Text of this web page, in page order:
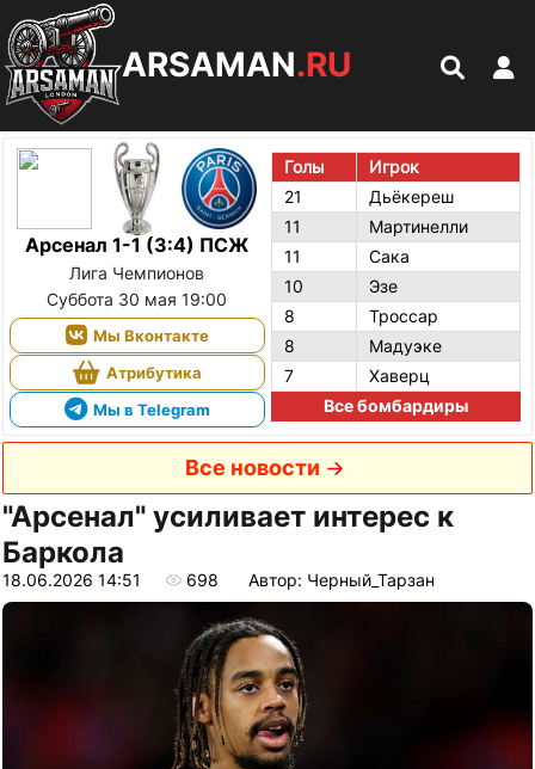
ARSAMAN.RU
Арсенал 1-1 (3:4) ПСЖ
Лига Чемпионов
Суббота 30 мая 19:00
Мы Вконтакте
Атрибутика
Мы в Telegram
Голы
Игрок
21
Дьёкереш
11
Мартинелли
11
Сака
10
Эзе
8
Троссар
8
Мадуэке
7
Хаверц
Все бомбардиры
Все новости
"Арсенал" усиливает интерес к
Баркола
18.06.2026 14:51 698 Автор: Черный_Тарзан